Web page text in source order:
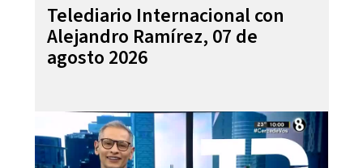
Telediario Internacional con
Alejandro Ramírez, 07 de
agosto 2026